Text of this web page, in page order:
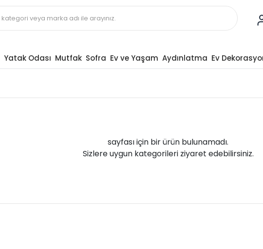
Yatak Odası Mutfak Sofra Ev ve Yaşam Aydınlatma Ev
sayfası için bir ürün bulunamadı.
Sizlere uygun kategorileri ziyaret edebilirsiniz.